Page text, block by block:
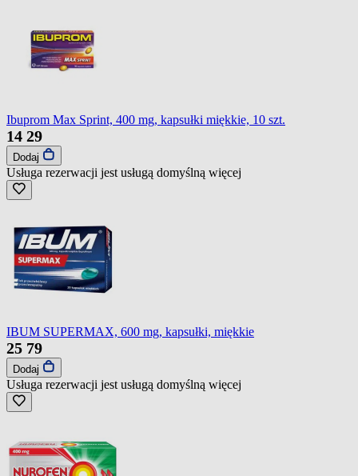
Ibuprom Max Sprint, 400 mg, kapsułki miękkie, 10 szt.
14 29
Dodaj
Usługa rezerwacji jest usługą domyślną więcej
IBUM SUPERMAX, 600 mg, kapsułki, miękkie
25 79
Dodaj
Usługa rezerwacji jest usługą domyślną więcej